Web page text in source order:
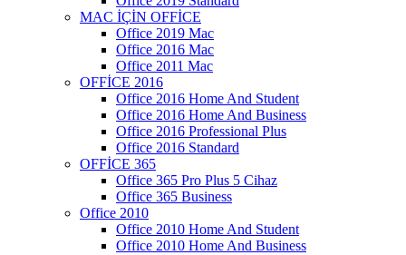
MAC İÇİN OFFİCE
Office 2019 Mac
Office 2016 Mac
Office 2011 Mac
OFFİCE 2016
Office 2016 Home And Student
Office 2016 Home And Business
Office 2016 Professional Plus
Office 2016 Standard
OFFİCE 365
Office 365 Pro Plus 5 Cihaz
Office 365 Business
Office 2010
Office 2010 Home And Student
Office 2010 Home And Business